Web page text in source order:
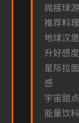
抛接球
推荐料理
地球汉
升好感度
星际拉
感
宇宙甜
能量饮